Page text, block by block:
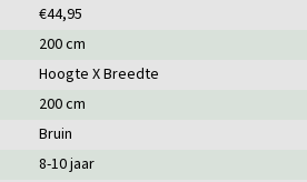
€44,95
200 cm
Hoogte X Breedte
200 cm
Bruin
8-10 jaar